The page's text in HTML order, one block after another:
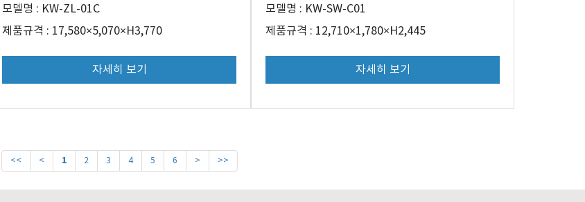
모델명 : KW-ZL-01C
제품규격 : 17,580×5,070×H3,770
자세히 보기
모델명 : KW-SW-C01
제품규격 : 12,710×1,780×H2,445
자세히 보기
<< < 1 2 3 4 5 6 > >>